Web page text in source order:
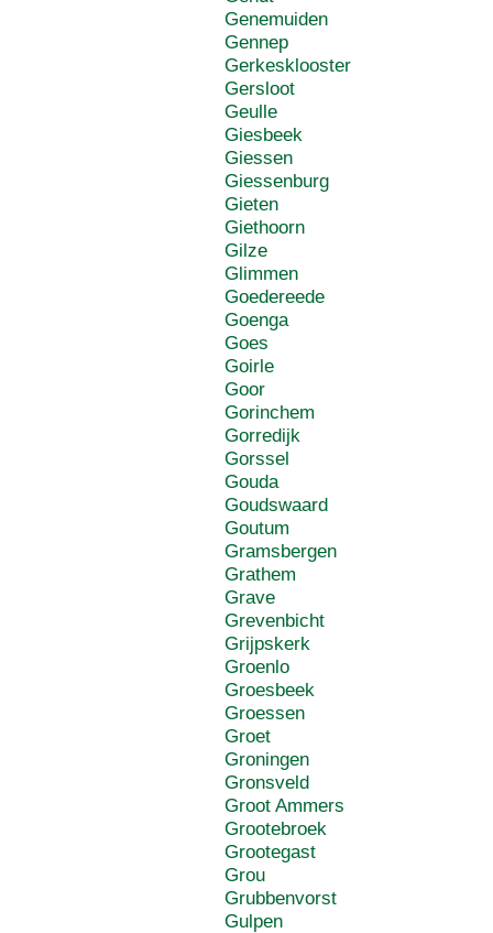
Genemuiden
Gennep
Gerkesklooster
Gersloot
Geulle
Giesbeek
Giessen
Giessenburg
Gieten
Giethoorn
Gilze
Glimmen
Goedereede
Goenga
Goes
Goirle
Goor
Gorinchem
Gorredijk
Gorssel
Gouda
Goudswaard
Goutum
Gramsbergen
Grathem
Grave
Grevenbicht
Grijpskerk
Groenlo
Groesbeek
Groessen
Groet
Groningen
Gronsveld
Groot Ammers
Grootebroek
Grootegast
Grou
Grubbenvorst
Gulpen